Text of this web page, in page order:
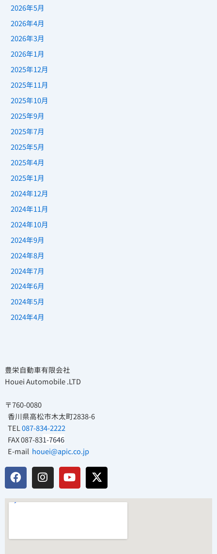
2026年5月
2026年4月
2026年3月
2026年1月
2025年12月
2025年11月
2025年10月
2025年9月
2025年7月
2025年5月
2025年4月
2025年1月
2024年12月
2024年11月
2024年10月
2024年9月
2024年8月
2024年7月
2024年6月
2024年5月
2024年4月
豊栄自動車有限会社
Houei Automobile .LTD
〒760-0080
香川県高松市木太町2838-6
TEL087-834-2222
FAX 087-831-7646
E-mail houei@apic.co.jp
F
a
c
e
o
I
n
s
t
r
Y
o
u
t
e
X
-
t
w
t